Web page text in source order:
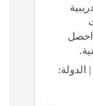
احصل